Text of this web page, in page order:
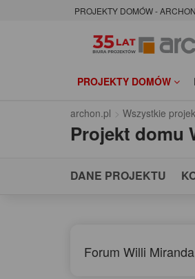
PROJEKTY DOMÓW -
PROJEKTY DOMÓW
archon.pl Wszystkie
Projekt domu
DANE PROJEKTU
Forum Willi